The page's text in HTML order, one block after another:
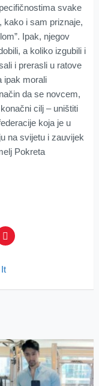
svake
kako i sam priznaje,
Ipak, njegov
a koliko izgubili i
i prerasli u ratove
ipak morali
da se novcem,
cilj – uništiti
koja je u
na svijetu i zauvijek
Pokreta